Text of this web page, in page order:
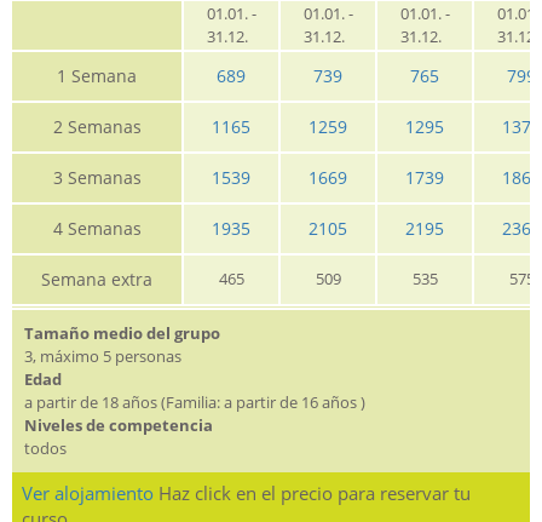
01.01. -
31.12.
01.01. -
31.12.
01.01. -
31.12.
01.01.
1 Semana 689 739 765 799
2 Semanas 1165 1259 1295 1379
3 Semanas 1539 1669 1739 1865
4 Semanas 1935 2105 2195 2369
Semana extra 465 509 535 575
Tamaño medio del grupo
3, máximo 5 personas
Edad
a partir de 18 años (Familia: a partir de 16 años )
Niveles de competencia
todos
Ver alojamiento Haz click en el precio para reservar tu